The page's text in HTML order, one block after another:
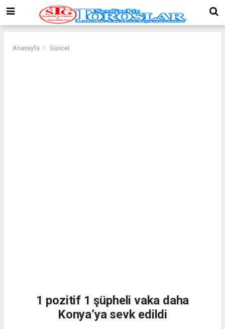
Anasayfa Güncel
1 pozitif 1 şüpheli vaka daha
Konya’ya sevk edildi